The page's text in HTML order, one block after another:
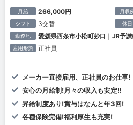
月給 266,000円 月収
シフト 3交替 休日
勤務地 愛媛県西条市小松町妙口｜JR予
雇用形態 正社員
メーカー直接雇用、正社員のお仕事!
安心の月給制!月々の収入も安定!!
昇給制度あり!賞与はなんと年3回!
各種保険完備!福利厚生も充実!